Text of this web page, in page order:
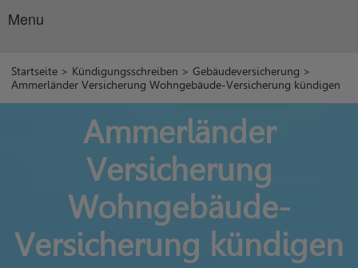
Menu
Startseite > Kündigungsschreiben >Gebäudeversicherung >
Ammerländer Versicherung Wohngebäude-Versicherung kündigen
Ammerländer
Versicherung
Wohngebäude-
Versicherung kündigen